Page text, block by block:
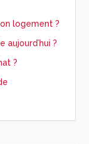
logement ?
?
?